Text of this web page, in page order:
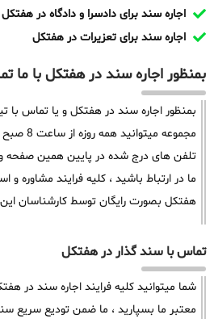
اجاره سند برای دادسرا و دادگاه در هفتکل
اجاره سند برای تعزیرات در هفتکل
بمنظور اجاره سند در هفتکل با ما
بمنظور اجاره سند در هفتکل و یا تماس با
تلفن های درج شده در پایین همین صفحه و
ما در ارتباط باشید ، کلیه فرایند مشاوره و
هفتکل بصورت رایگان توسط کارشناسان
تماس با سند گذار در هفتکل
شما میتوانید کلیه فرایند اجاره سند در
معتبر ما بسپارید ، ما ضمن تودیع سریع